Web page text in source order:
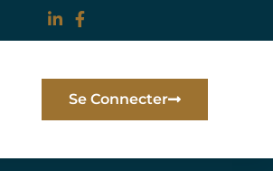
Se Connecter